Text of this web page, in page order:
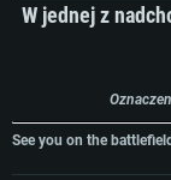
W jednej z
See you on the